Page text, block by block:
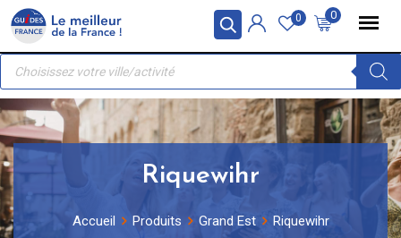
Panneau de gestion des cookies
Skip
content
0
0
Recherche
produits
Riquewihr
Accueil Produits Grand Est Riquewihr